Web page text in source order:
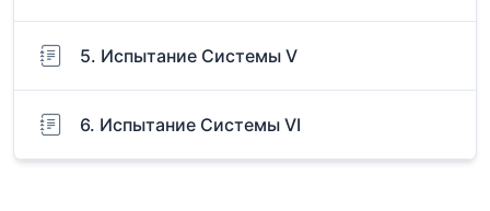
5. Испытание Системы V
6. Испытание Системы VI